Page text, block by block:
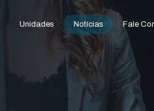
Unidades Notícias Fale